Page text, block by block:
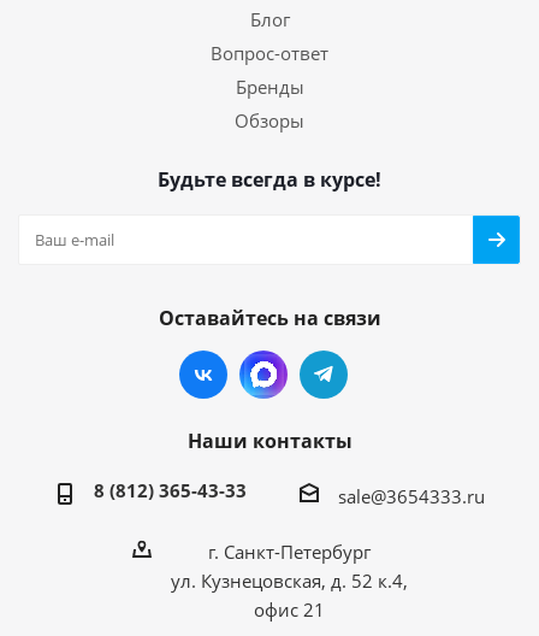
Блог
Вопрос-ответ
Бренды
Обзоры
Будьте всегда в курсе!
Оставайтесь на связи
Наши контакты
8 (812) 365-43-33 sale@3654333.ru
г. Санкт-Петербург
ул. Кузнецовская, д. 52 к.4,
офис 21